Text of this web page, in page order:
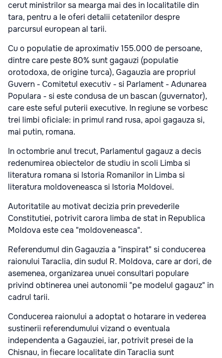
cerut ministrilor sa mearga mai des in localitatile din
tara, pentru a le oferi detalii cetatenilor despre
parcursul european al tarii.
Cu o populatie de aproximativ 155.000 de persoane,
dintre care peste 80% sunt gagauzi (populatie
orotodoxa, de origine turca), Gagauzia are propriul
Guvern - Comitetul executiv - si Parlament - Adunarea
Populara - si este condusa de un bascan (guvernator),
care este seful puterii executive. In regiune se vorbesc
trei limbi oficiale: in primul rand rusa, apoi gagauza si,
mai putin, romana.
In octombrie anul trecut, Parlamentul gagauz a decis
redenumirea obiectelor de studiu in scoli Limba si
literatura romana si Istoria Romanilor in Limba si
literatura moldoveneasca si Istoria Moldovei.
Autoritatile au motivat decizia prin prevederile
Constitutiei, potrivit carora limba de stat in Republica
Moldova este cea "moldoveneasca".
Referendumul din Gagauzia a "inspirat" si conducerea
raionului Taraclia, din sudul R. Moldova, care ar dori, de
asemenea, organizarea unuei consultari populare
privind obtinerea unei autonomii "pe modelul gagauz" in
cadrul tarii.
Conducerea raionului a adoptat o hotarare in vederea
sustinerii referendumului vizand o eventuala
independenta a Gagauziei, iar, potrivit presei de la
Chisnau, in fiecare localitate din Taraclia sunt